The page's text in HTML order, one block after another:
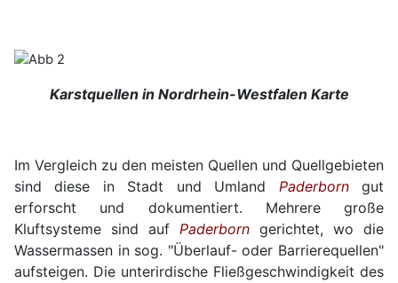
Karstquellen in Nordrhein-Westfalen Karte
Im Vergleich zu den meisten Quellen und Quellgebieten
sind diese in Stadt und Umland Paderborngut
erforscht und dokumentiert. Mehrere große
Kluftsysteme sind auf Paderborn gerichtet, wo die
Wassermassen in sog. "Überlauf- oder Barrierequellen"
aufsteigen. Die unterirdische Fließgeschwindigkeit des